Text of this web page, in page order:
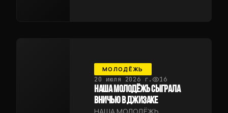
МОЛОДЁЖЬ
20 июля 2026 г. 16
НАША МОЛОДЁЖЬ СЫГРАЛА
ВНИЧЬЮ В ДЖИЗАКЕ